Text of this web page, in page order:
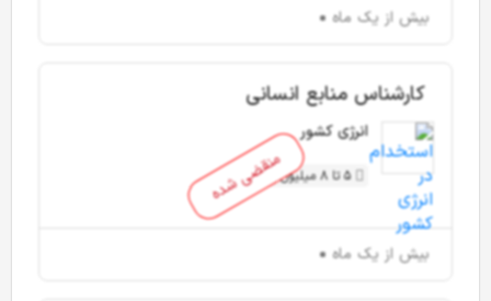
بیش از یک ماه
منقضی شده
کارشناس منابع انسانی
انرژی کشور
5 تا 8 میلیون تومان
بیش از یک ماه